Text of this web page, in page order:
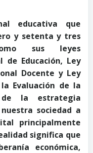
educativa que
y setenta y tres
sus leyes
de Educación, Ley
Docente y Ley
Evaluación de la
de la estrategia
sociedad a
principalmente
significa que
económica,